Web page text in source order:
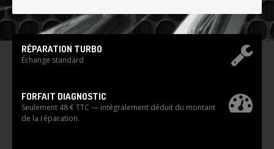
RÉPARATION TURBO
Échange standard
FORFAIT DIAGNOSTIC
Seulement 48 € TTC — intégralement déduit du montant
de la réparation.